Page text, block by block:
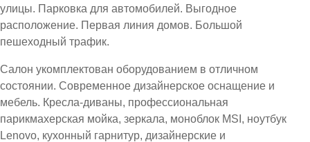
улицы. Парковка для автомобилей. Выгодное
расположение. Первая линия домов. Большой
пешеходный трафик.
Салон укомплектован оборудованием в отличном
состоянии. Современное дизайнерское оснащение и
мебель. Кресла-диваны, профессиональная
парикмахерская мойка, зеркала, моноблок MSI, ноутбук
Lenovo, кухонный гарнитур, дизайнерские и